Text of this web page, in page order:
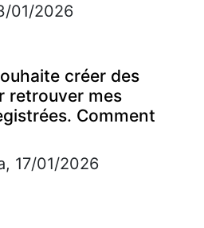
01/2026
créer des
retrouver mes
Comment
17/01/2026